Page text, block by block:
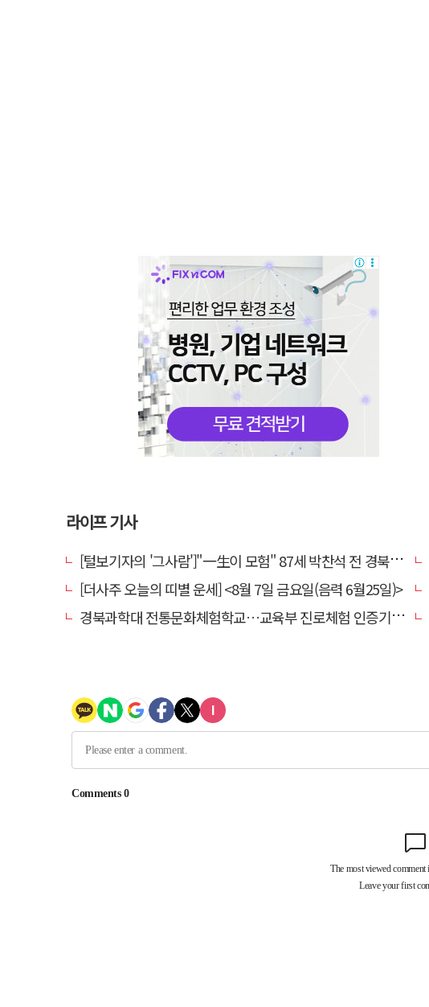
라이프 기사
[털보기자의 '그사람']"一生이 모험" 87세 박찬석 전 경북대 총장
[더사주 오늘의 띠별 운세] <8월 7일 금요일(음력 6월25일)>
경북과학대 전통문화체험학교…교육부 진로체험 인증기관 선정